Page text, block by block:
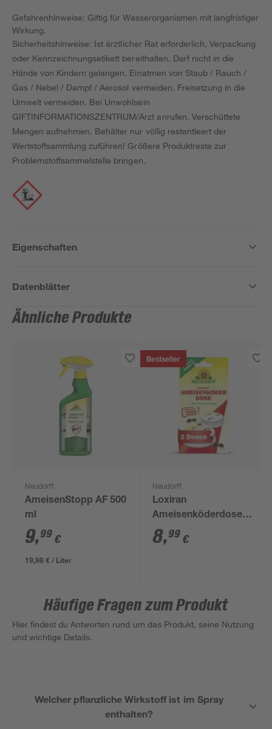
Gefahrenhinweise: Giftig für Wasserorganismen mit langfristiger
Wirkung.
Sicherheitshinweise: Ist ärztlicher Rat erforderlich, Verpackung
oder Kennzeichnungsetikett bereithalten. Darf nicht in die
Hände von Kindern gelangen. Einatmen von Staub / Rauch /
Gas / Nebel / Dampf / Aerosol vermeiden. Freisetzung in die
Umwelt vermeiden. Bei Unwohlsein
GIFTINFORMATIONSZENTRUM/Arzt anrufen. Verschüttete
Mengen aufnehmen. Behälter nur völlig restentleert der
Wertstoffsammlung zuführen! Größere Produktreste zur
Problemstoffsammelstelle bringen.
Eigenschaften
Datenblätter
Ähnliche Produkte
Neudorff
AmeisenStopp AF 500
ml
9,99 €
19,98 € / Liter
Bestseller
Neudorff
Loxiran
Ameisenköderdose 2
Stück
8,99 €
Häufige Fragen zum Produkt
Hier findest du Antworten rund um das Produkt, seine Nutzung
und wichtige Details.
Welcher pflanzliche Wirkstoff ist im Spray
enthalten?